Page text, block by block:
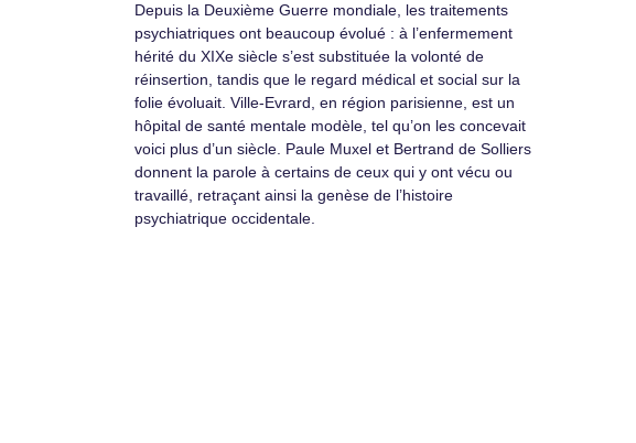
Depuis la Deuxième Guerre mondiale, les traitements
psychiatriques ont beaucoup évolué : à l’enfermement
hérité du XIXe siècle s’est substituée la volonté de
réinsertion, tandis que le regard médical et social sur la
folie évoluait. Ville-Evrard, en région parisienne, est un
hôpital de santé mentale modèle, tel qu’on les concevait
voici plus d’un siècle. Paule Muxel et Bertrand de Solliers
donnent la parole à certains de ceux qui y ont vécu ou
travaillé, retraçant ainsi la genèse de l’histoire
psychiatrique occidentale.